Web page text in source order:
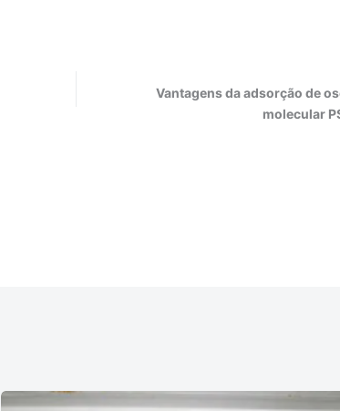
Vantagens da adsorção de
molecular